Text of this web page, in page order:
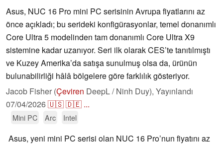
Asus, NUC 16 Pro mini PC serisinin Avrupa fiyatlarını az
önce açıkladı; bu serideki konfigürasyonlar, temel donanımlı
Core Ultra 5 modelinden tam donanımlı Core Ultra X9
sistemine kadar uzanıyor. Seri ilk olarak CES’te tanıtılmıştı
ve Kuzey Amerika’da satışa sunulmuş olsa da, ürünün
bulunabilirliği hâlâ bölgelere göre farklılık gösteriyor.
Jacob Fisher (Çeviren DeepL / Ninh Duy), Yayınlandı
07/04/2026🇺🇸🇩🇪 ...
Mini PC Arc Intel
Asus, yeni mini PC serisi olan NUC 16 Pro’nun fiyatını az